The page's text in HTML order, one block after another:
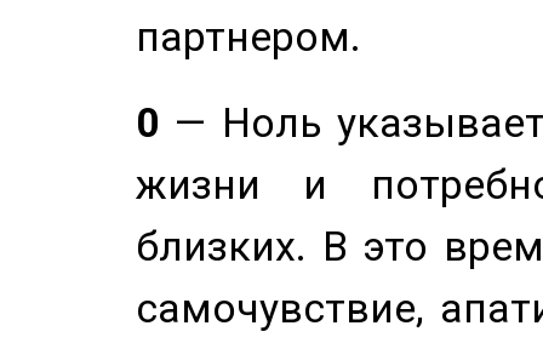
партнером.
0 — Ноль
жизни и
близких. В это
самочувствие,